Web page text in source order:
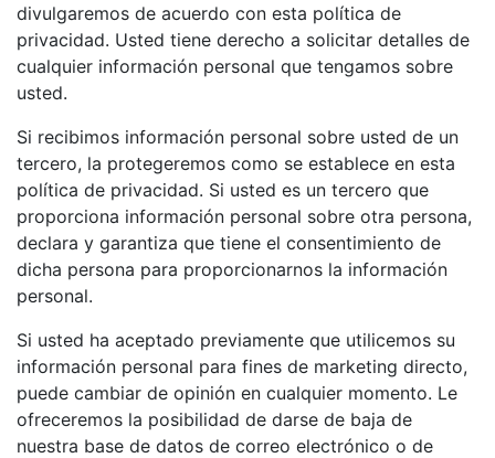
divulgaremos de acuerdo con esta política de
privacidad. Usted tiene derecho a solicitar detalles de
cualquier información personal que tengamos sobre
usted.
Si recibimos información personal sobre usted de un
tercero, la protegeremos como se establece en esta
política de privacidad. Si usted es un tercero que
proporciona información personal sobre otra persona,
declara y garantiza que tiene el consentimiento de
dicha persona para proporcionarnos la información
personal.
Si usted ha aceptado previamente que utilicemos su
información personal para fines de marketing directo,
puede cambiar de opinión en cualquier momento. Le
ofreceremos la posibilidad de darse de baja de
nuestra base de datos de correo electrónico o de